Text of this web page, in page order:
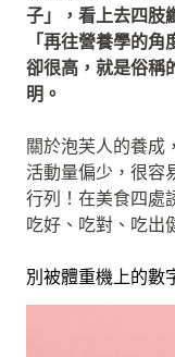
子」，看上去四肢
「再往營養學的
卻很高，就是俗稱
明。
關於泡芙人的養成
活動量偏少，很容
行列！在美食四處
吃好、吃對、吃出
別被體重機上的數